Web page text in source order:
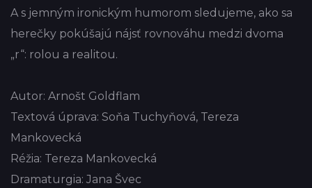
A s jemným ironickým humorom sledujeme, ako sa
herečky pokúšajú nájsť rovnováhu medzi dvoma
„r“: rolou a realitou.
Autor: Arnošt Goldflam
Textová úprava: Soňa Tuchyňová, Tereza
Mankovecká
Réžia: Tereza Mankovecká
Dramaturgia: Jana Švec